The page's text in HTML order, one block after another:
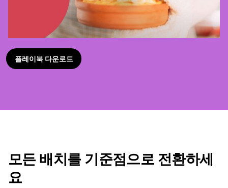
플레이북 다운로드
모든 배치를 기준점으로 전환하세
요